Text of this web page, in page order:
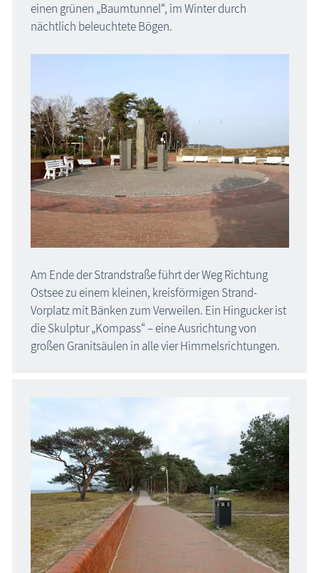
einen grünen „Baumtunnel“, im Winter durch
nächtlich beleuchtete Bögen.
Am Ende der Strandstraße führt der Weg Richtung
Ostsee zu einem kleinen, kreisförmigen Strand-
Vorplatz mit Bänken zum Verweilen. Ein Hingucker ist
die Skulptur „Kompass“ – eine Ausrichtung von
großen Granitsäulen in alle vier Himmelsrichtungen.